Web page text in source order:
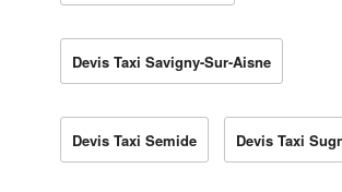
Devis Taxi Savigny-Sur-Aisne
Devis Taxi Semide Devis Taxi